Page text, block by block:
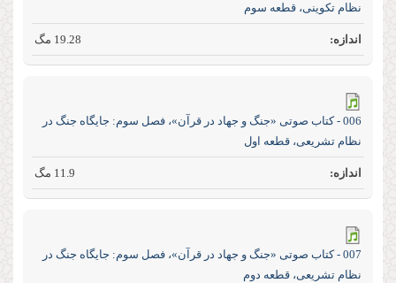
نظام تکوینی، قطعه سوم
19.28 مگ
006 - کتاب صوتی «جنگ و جهاد در قرآن»، فصل سوم: جایگاه جنگ در
نظام تشریعی، قطعه اول
11.9 مگ
007 - کتاب صوتی «جنگ و جهاد در قرآن»، فصل سوم: جایگاه جنگ در
نظام تشریعی، قطعه دوم